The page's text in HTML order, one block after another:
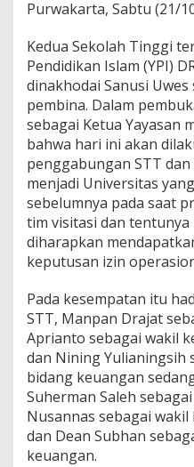
Purwakarta, Sabtu (21/
Kedua Sekolah Tinggi
Pendidikan Islam (YPI)
dinakhodai Sanusi
pembina. Dalam
sebagai Ketua Yayasan
bahwa hari ini akan
penggabungan STT dan
menjadi Universitas
sebelumnya pada saat
tim visitasi dan
diharapkan
keputusan izin
Pada kesempatan itu
STT, Manpan Drajat
Aprianto sebagai wakil
dan Nining Yulianingsih
bidang keuangan
Suherman Saleh
Nusannas sebagai
dan Dean Subhan
keuangan.